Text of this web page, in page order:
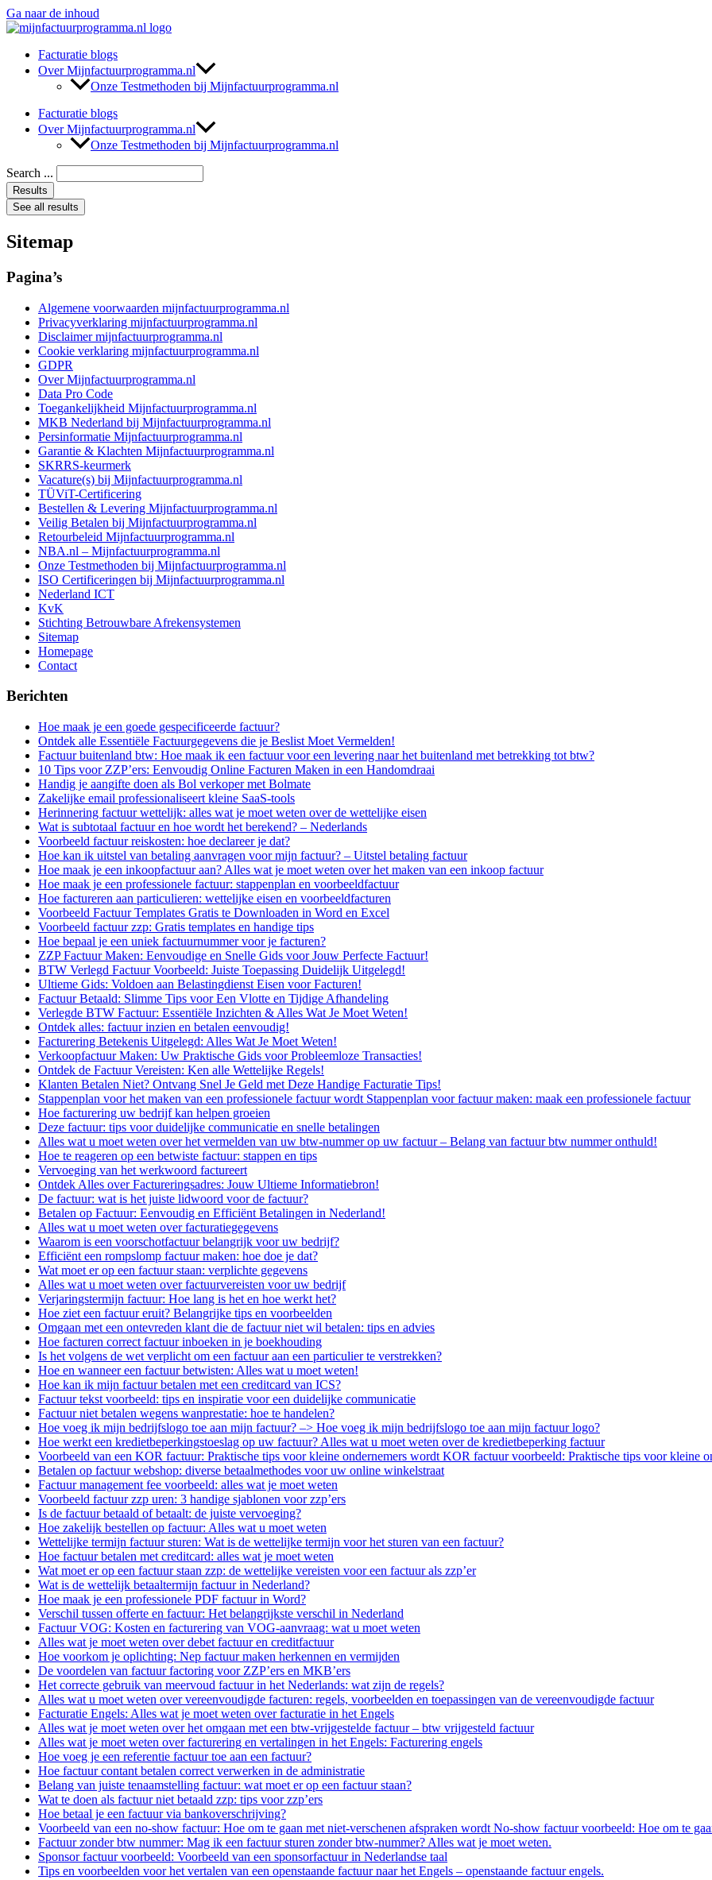
Ga naar de inhoud
Facturatie blogs
Over Mijnfactuurprogramma.nl
Onze Testmethoden bij Mijnfactuurprogramma.nl
Facturatie blogs
Over Mijnfactuurprogramma.nl
Onze Testmethoden bij Mijnfactuurprogramma.nl
Search ...
Results
See all results
Sitemap
Pagina’s
Algemene voorwaarden mijnfactuurprogramma.nl
Privacyverklaring mijnfactuurprogramma.nl
Disclaimer mijnfactuurprogramma.nl
Cookie verklaring mijnfactuurprogramma.nl
GDPR
Over Mijnfactuurprogramma.nl
Data Pro Code
Toegankelijkheid Mijnfactuurprogramma.nl
MKB Nederland bij Mijnfactuurprogramma.nl
Persinformatie Mijnfactuurprogramma.nl
Garantie & Klachten Mijnfactuurprogramma.nl
SKRRS-keurmerk
Vacature(s) bij Mijnfactuurprogramma.nl
TÜViT-Certificering
Bestellen & Levering Mijnfactuurprogramma.nl
Veilig Betalen bij Mijnfactuurprogramma.nl
Retourbeleid Mijnfactuurprogramma.nl
NBA.nl – Mijnfactuurprogramma.nl
Onze Testmethoden bij Mijnfactuurprogramma.nl
ISO Certificeringen bij Mijnfactuurprogramma.nl
Nederland ICT
KvK
Stichting Betrouwbare Afrekensystemen
Sitemap
Homepage
Contact
Berichten
Hoe maak je een goede gespecificeerde factuur?
Ontdek alle Essentiële Factuurgegevens die je Beslist Moet Vermelden!
Factuur buitenland btw: Hoe maak ik een factuur voor een levering naar het buitenland met betrekking tot btw?
10 Tips voor ZZP’ers: Eenvoudig Online Facturen Maken in een Handomdraai
Handig je aangifte doen als Bol verkoper met Bolmate
Zakelijke email professionaliseert kleine SaaS-tools
Herinnering factuur wettelijk: alles wat je moet weten over de wettelijke eisen
Wat is subtotaal factuur en hoe wordt het berekend? – Nederlands
Voorbeeld factuur reiskosten: hoe declareer je dat?
Hoe kan ik uitstel van betaling aanvragen voor mijn factuur? – Uitstel betaling factuur
Hoe maak je een inkoopfactuur aan? Alles wat je moet weten over het maken van een inkoop factuur
Hoe maak je een professionele factuur: stappenplan en voorbeeldfactuur
Hoe factureren aan particulieren: wettelijke eisen en voorbeeldfacturen
Voorbeeld Factuur Templates Gratis te Downloaden in Word en Excel
Voorbeeld factuur zzp: Gratis templates en handige tips
Hoe bepaal je een uniek factuurnummer voor je facturen?
ZZP Factuur Maken: Eenvoudige en Snelle Gids voor Jouw Perfecte Factuur!
BTW Verlegd Factuur Voorbeeld: Juiste Toepassing Duidelijk Uitgelegd!
Ultieme Gids: Voldoen aan Belastingdienst Eisen voor Facturen!
Factuur Betaald: Slimme Tips voor Een Vlotte en Tijdige Afhandeling
Verlegde BTW Factuur: Essentiële Inzichten & Alles Wat Je Moet Weten!
Ontdek alles: factuur inzien en betalen eenvoudig!
Facturering Betekenis Uitgelegd: Alles Wat Je Moet Weten!
Verkoopfactuur Maken: Uw Praktische Gids voor Probleemloze Transacties!
Ontdek de Factuur Vereisten: Ken alle Wettelijke Regels!
Klanten Betalen Niet? Ontvang Snel Je Geld met Deze Handige Facturatie Tips!
Stappenplan voor het maken van een professionele factuur wordt Stappenplan voor factuur maken: maak een professionele factuur
Hoe facturering uw bedrijf kan helpen groeien
Deze factuur: tips voor duidelijke communicatie en snelle betalingen
Alles wat u moet weten over het vermelden van uw btw-nummer op uw factuur – Belang van factuur btw nummer onthuld!
Hoe te reageren op een betwiste factuur: stappen en tips
Vervoeging van het werkwoord factureert
Ontdek Alles over Factureringsadres: Jouw Ultieme Informatiebron!
De factuur: wat is het juiste lidwoord voor de factuur?
Betalen op Factuur: Eenvoudig en Efficiënt Betalingen in Nederland!
Alles wat u moet weten over facturatiegegevens
Waarom is een voorschotfactuur belangrijk voor uw bedrijf?
Efficiënt een rompslomp factuur maken: hoe doe je dat?
Wat moet er op een factuur staan: verplichte gegevens
Alles wat u moet weten over factuurvereisten voor uw bedrijf
Verjaringstermijn factuur: Hoe lang is het en hoe werkt het?
Hoe ziet een factuur eruit? Belangrijke tips en voorbeelden
Omgaan met een ontevreden klant die de factuur niet wil betalen: tips en advies
Hoe facturen correct factuur inboeken in je boekhouding
Is het volgens de wet verplicht om een factuur aan een particulier te verstrekken?
Hoe en wanneer een factuur betwisten: Alles wat u moet weten!
Hoe kan ik mijn factuur betalen met een creditcard van ICS?
Factuur tekst voorbeeld: tips en inspiratie voor een duidelijke communicatie
Factuur niet betalen wegens wanprestatie: hoe te handelen?
Hoe voeg ik mijn bedrijfslogo toe aan mijn factuur? –> Hoe voeg ik mijn bedrijfslogo toe aan mijn factuur logo?
Hoe werkt een kredietbeperkingstoeslag op uw factuur? Alles wat u moet weten over de kredietbeperking factuur
Voorbeeld van een KOR factuur: Praktische tips voor kleine ondernemers wordt KOR factuur voorbeeld: Praktische tips voor kleine
Betalen op factuur webshop: diverse betaalmethodes voor uw online winkelstraat
Factuur management fee voorbeeld: alles wat je moet weten
Voorbeeld factuur zzp uren: 3 handige sjablonen voor zzp’ers
Is de factuur betaald of betaalt: de juiste vervoeging?
Hoe zakelijk bestellen op factuur: Alles wat u moet weten
Wettelijke termijn factuur sturen: Wat is de wettelijke termijn voor het sturen van een factuur?
Hoe factuur betalen met creditcard: alles wat je moet weten
Wat moet er op een factuur staan zzp: de wettelijke vereisten voor een factuur als zzp’er
Wat is de wettelijk betaaltermijn factuur in Nederland?
Hoe maak je een professionele PDF factuur in Word?
Verschil tussen offerte en factuur: Het belangrijkste verschil in Nederland
Factuur VOG: Kosten en facturering van VOG-aanvraag: wat u moet weten
Alles wat je moet weten over debet factuur en creditfactuur
Hoe voorkom je oplichting: Nep factuur maken herkennen en vermijden
De voordelen van factuur factoring voor ZZP’ers en MKB’ers
Het correcte gebruik van meervoud factuur in het Nederlands: wat zijn de regels?
Alles wat u moet weten over vereenvoudigde facturen: regels, voorbeelden en toepassingen van de vereenvoudigde factuur
Facturatie Engels: Alles wat je moet weten over facturatie in het Engels
Alles wat je moet weten over het omgaan met een btw-vrijgestelde factuur – btw vrijgesteld factuur
Alles wat je moet weten over facturering en vertalingen in het Engels: Facturering engels
Hoe voeg je een referentie factuur toe aan een factuur?
Hoe factuur contant betalen correct verwerken in de administratie
Belang van juiste tenaamstelling factuur: wat moet er op een factuur staan?
Wat te doen als factuur niet betaald zzp: tips voor zzp’ers
Hoe betaal je een factuur via bankoverschrijving?
Voorbeeld van een no-show factuur: Hoe om te gaan met niet-verschenen afspraken wordt No-show factuur voorbeeld: Hoe om te
Factuur zonder btw nummer: Mag ik een factuur sturen zonder btw-nummer? Alles wat je moet weten.
Sponsor factuur voorbeeld: Voorbeeld van een sponsorfactuur in Nederlandse taal
Tips en voorbeelden voor het vertalen van een openstaande factuur naar het Engels – openstaande factuur engels.